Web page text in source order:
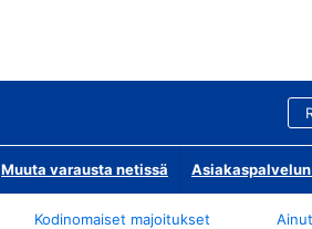
Muuta varausta netissä
Kodinomaiset majoitukset